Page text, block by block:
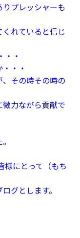
プレッシャーも
れていると信じ
・・
・・
その時その時の
力ながら貢献で
にとって（もち
グとします。